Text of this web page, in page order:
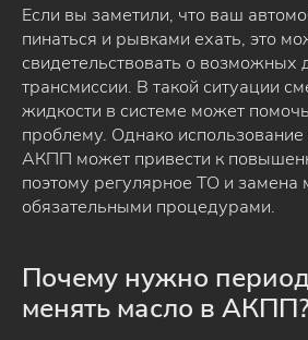
Если вы заметили, что ваш
пинаться и рывками ехать, это
свидетельствовать о возможных
трансмиссии. В такой ситуации
жидкости в системе может
проблему. Однако использование
АКПП может привести к
поэтому регулярное ТО и замена
обязательными процедурами.
Почему нужно
менять масло в